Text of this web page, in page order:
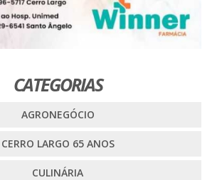
CATEGORIAS
AGRONEGÓCIO
CERRO LARGO 65 ANOS
CULINÁRIA